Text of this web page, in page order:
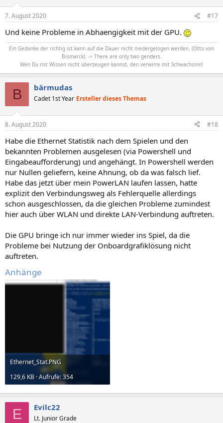
e
:
7. August 2020 #17
Und keine Probleme in Abhaengigkeit mit der GPU.
Ein Gedanke der richtig ist kann auf die Dauer nicht niedergelogen werden. (Otto von
Bismarck). -> There are only two genders.
Wen Du mit Wissen nicht überzeugen kannst, den verwirre mit Schwachsinn!
B bärmudas
Cadet 1st Year Ersteller dieses Themas
8. August 2020 #18
Habe die Ethernet Statistik nach dem Spielen und den
bekannten Problemen ausgelesen (via Powershell und
Eingabeaufforderung) und angehängt. In Powershell werden
nur Nullen geliefern, keine Ahnung, ob da was falsch lief.
Habe das jetzt über mein PowerLAN laufen lassen, hatte
explizit den Verbindungsweg als Fehlerquelle allerdings
schon ausgeschlossen, da die gleichen Probleme zumindest
hier auch über WLAN und direkte LAN-Verbindung auftreten.
Die GPU bringe ich nur immer wieder ins Spiel, da die
Probleme bei Nutzung der Onboardgrafiklösung nicht
auftreten.
Anhänge
Ethernet_Stat.PNG
129,6 KB · Aufrufe: 354
E Evilc22
Lt. Junior Grade